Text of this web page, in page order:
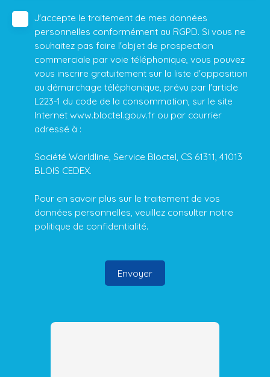
J'accepte le traitement de mes données
personnelles conformément au RGPD. Si vous ne
souhaitez pas faire l'objet de prospection
commerciale par voie téléphonique, vous pouvez
vous inscrire gratuitement sur la liste d'opposition
au démarchage téléphonique, prévu par l'article
L223-1 du code de la consommation, sur le site
Internet www.bloctel.gouv.fr ou par courrier
adressé à :
Société Worldline, Service Bloctel, CS 61311, 41013
BLOIS CEDEX.
Pour en savoir plus sur le traitement de vos
données personnelles, veuillez consulter notre
politique de confidentialité.
Envoyer